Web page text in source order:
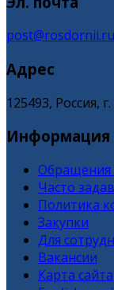
post@rosdornii.ru
Адрес
125493, Россия,
Информация
Обращения
Часто
Политика
Закупки
Для
Вакансии
Карта сайта